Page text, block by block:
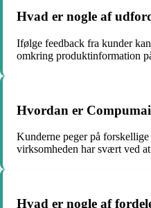
Hvad er nogle af
Ifølge feedback fra kunder
omkring produktinformation
Hvordan er
Kunderne peger på
virksomheden har svært ved
Hvad er nogle af